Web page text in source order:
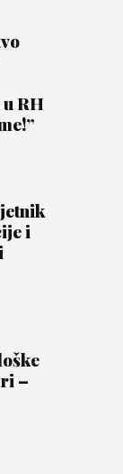
RH
i
–